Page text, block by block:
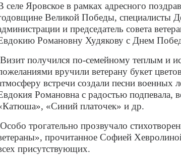
селе Яровское в рамках адресного
Великой Победы, специалисты
и председатель совета
Романовну Худякову с Днем
Визит получился по-семейному теплым и
вручили ветерану букет
встречи создали песни военных
Романовна с радостью подпевала,
«Синий платочек» и др.
Особо трогательно прозвучало
прочитанное Софией
присутствующих.